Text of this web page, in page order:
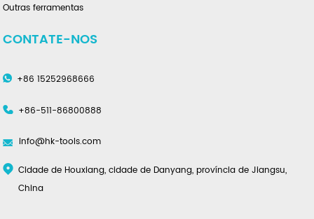
Outras ferramentas
CONTATE-NOS
+86 15252968666
+86-511-86800888
info@hk-tools.com
Cidade de Houxiang, cidade de Danyang, província de Jiangsu,
China